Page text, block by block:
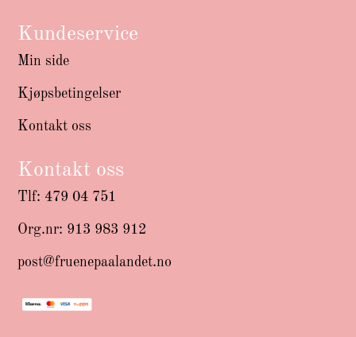
Kundeservice
Min side
Kjøpsbetingelser
Kontakt oss
Kontakt oss
Tlf: 479 04 751
Org.nr: 913 983 912
post@fruenepaalandet.no